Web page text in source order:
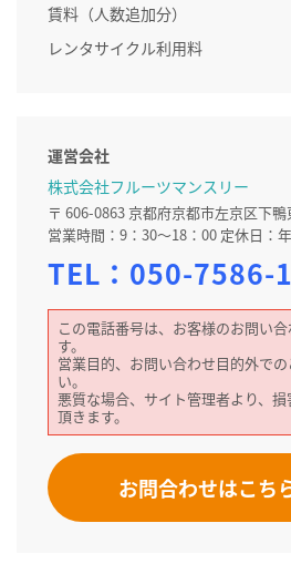
賃料（人数追加分）
レンタサイクル利用料
運営会社
株式会社フルーツマンスリー
〒 606-0863 京都府京都市左京区下
営業時間：9：30～18：00 定休日：
TEL： 050-7586-
この電話番号は、お客様のお問い
す。
営業目的、お問い合わせ目的外で
い。
悪質な場合、サイト管理者より、
頂きます。
お問合わせはこち